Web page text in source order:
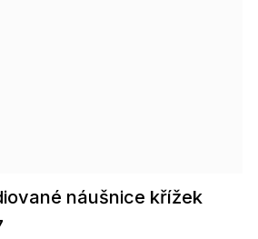
náušnice křížek